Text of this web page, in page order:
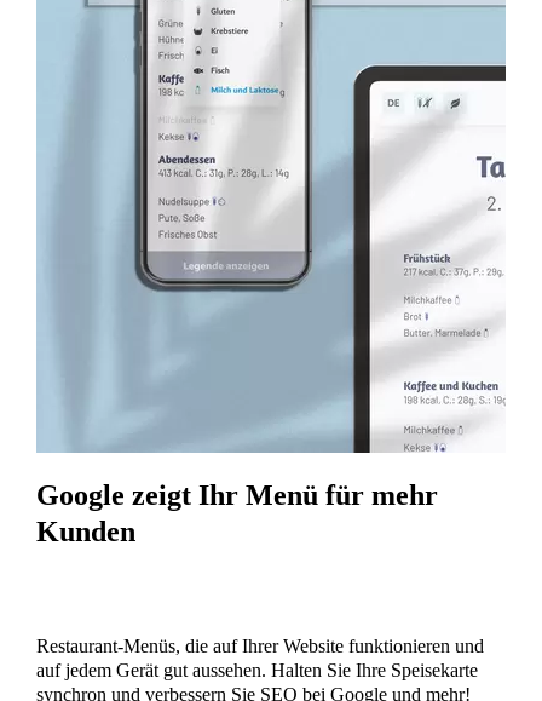
Google zeigt Ihr Menü für mehr
Kunden
Restaurant-Menüs, die auf Ihrer Website funktionieren und
auf jedem Gerät gut aussehen. Halten Sie Ihre Speisekarte
synchron und verbessern Sie SEO bei Google und mehr!